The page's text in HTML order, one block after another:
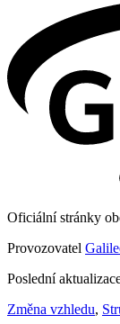
Oficiální stránky
Provozovatel
Poslední
Změna vzhledu,